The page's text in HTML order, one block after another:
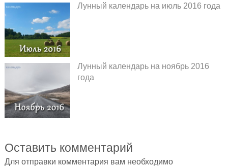
Лунный календарь на июль 2016 года
Лунный календарь на ноябрь 2016
года
Оставить комментарий
Для отправки комментария вам необходимо